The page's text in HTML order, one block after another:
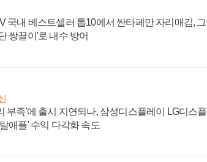
국내 베스트셀러 톱10에서 싼타페만 자리매김, 그
쌍끌이'로 내수 방어
부족'에 출시 지연되나, 삼성디스플레이 LG디스플
애플' 수익 다각화 속도